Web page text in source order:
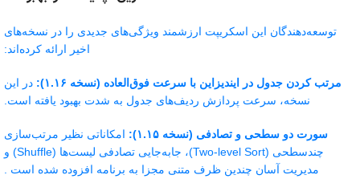
توسعه‌دهندگان این اسکریپت ارزشمند ویژگی‌های جدیدی را در نسخه‌های
اخیر ارائه کرده‌اند:
مرتب کردن جدول در ایندیزاین با سرعت فوق‌العاده (نسخه ۱.۱۶):
در این
نسخه، سرعت پردازش ردیف‌های جدول به شدت بهبود یافته است.
سورت دو سطحی و تصادفی (نسخه ۱.۱۵):
امکاناتی نظیر مرتب‌سازی
چندسطحی (Two-level Sort)، جابه‌جایی تصادفی لیست‌ها (Shuffle) و
مدیریت آسان چندین ظرف متنی مجزا به برنامه افزوده شده است .